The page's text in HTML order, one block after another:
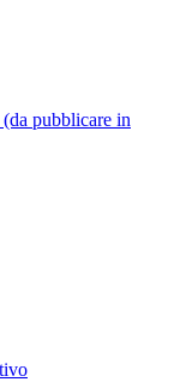
pubblicare in